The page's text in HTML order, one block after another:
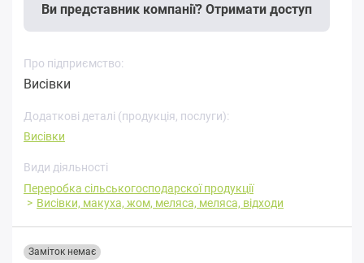
Ви представник компанії? Отримати доступ
Про підприємство:
Висівки
Додаткові деталі (продукція, послуги):
Висівки
Види діяльності
Переробка cільськогосподарскої продукції
Висівки, макуха, жом, меляса, меляса, відходи
Заміток немає